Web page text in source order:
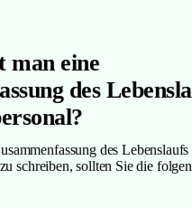
man eine
des
des Lebenslaufs
schreiben, sollten Sie die